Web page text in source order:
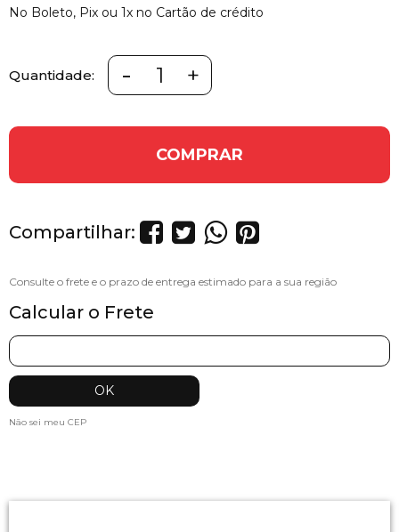
No Boleto, Pix ou 1x no Cartão de crédito
Quantidade: - +
COMPRAR
Compartilhar:
Calcular o Frete
Não sei meu CEP